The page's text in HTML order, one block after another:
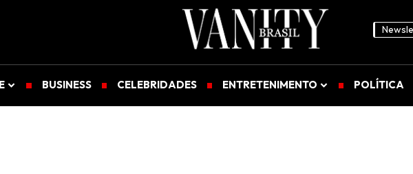
BUSINESS CELEBRIDADES ENTRETENIMENTO POLÍTICA